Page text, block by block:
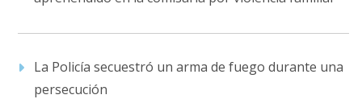
La Policía secuestró un arma de fuego durante una
persecución